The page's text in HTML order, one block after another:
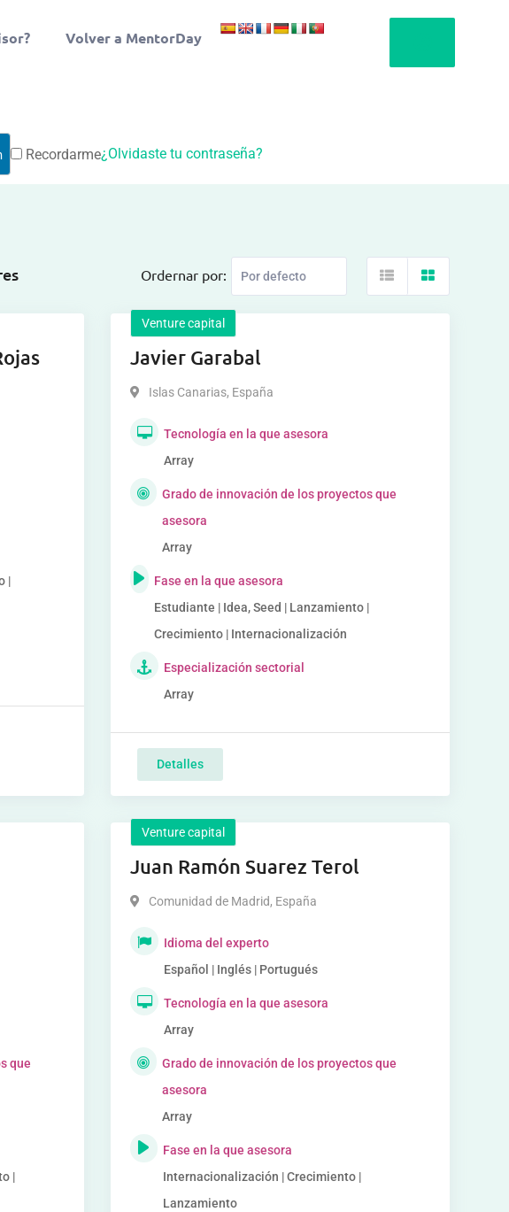
Volver a MentorDay
Recordarme¿Olvidaste tu contraseña?
Ordernar por:
|
Venture capital
Javier Garabal
Islas Canarias, España
Tecnología en la que asesora
Array
Grado de innovación de los proyectos que
asesora
Array
Fase en la que asesora
Estudiante | Idea, Seed | Lanzamiento |
Crecimiento | Internacionalización
Especialización sectorial
Array
Detalles
que
|
Venture capital
Juan Ramón Suarez Terol
Comunidad de Madrid, España
Idioma del experto
Español | Inglés | Portugués
Tecnología en la que asesora
Array
Grado de innovación de los proyectos que
asesora
Array
Fase en la que asesora
Internacionalización | Crecimiento |
Lanzamiento